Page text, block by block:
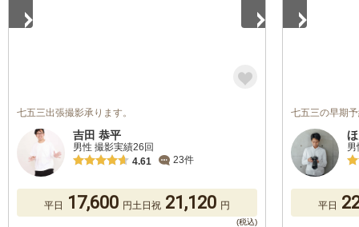
七五三出張撮影承ります。
吉田 恭平
男性 撮影実績26回
4.61
23件
平日 17,600 円土日祝 21,120 円
七五三の早期
平日